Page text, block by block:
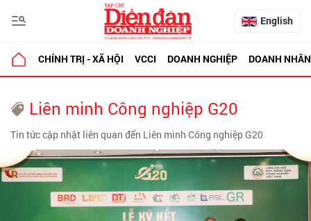
English
CHÍNH TRỊ - XÃ HỘI VCCI DOANH NGHIỆP DOANH NHÂN
Liên minh Công nghiệp G20
Tin tức cập nhật liên quan đến Liên minh Công nghiệp G20